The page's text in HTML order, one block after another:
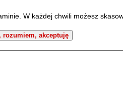
W każdej chwili możesz
rozumiem, akceptuję